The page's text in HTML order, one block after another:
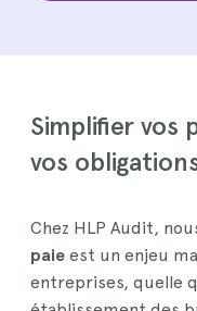
Simplifier vos
vos
Chez HLP Audit,
paie est un enjeu
entreprises, quelle